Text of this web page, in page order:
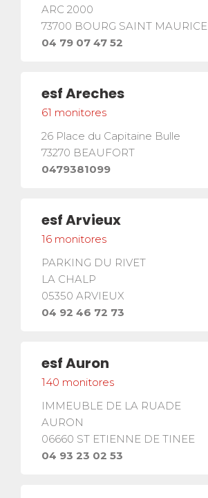
ARC 2000
73700 BOURG SAINT MAURICE
04 79 07 47 52
esfAreches
61 monitores
26 Place du Capitaine Bulle
73270 BEAUFORT
0479381099
esfArvieux
16 monitores
PARKING DU RIVET
LA CHALP
05350 ARVIEUX
04 92 46 72 73
esfAuron
140 monitores
IMMEUBLE DE LA RUADE
AURON
06660 ST ETIENNE DE TINEE
04 93 23 02 53
3